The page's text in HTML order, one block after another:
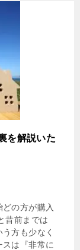
を解説いた
の方が購入
昔前までは
方も少なく
は『非常に